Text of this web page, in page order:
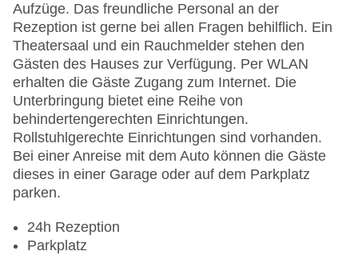
Aufzüge. Das freundliche Personal an der
Rezeption ist gerne bei allen Fragen behilflich. Ein
Theatersaal und ein Rauchmelder stehen den
Gästen des Hauses zur Verfügung. Per WLAN
erhalten die Gäste Zugang zum Internet. Die
Unterbringung bietet eine Reihe von
behindertengerechten Einrichtungen.
Rollstuhlgerechte Einrichtungen sind vorhanden.
Bei einer Anreise mit dem Auto können die Gäste
dieses in einer Garage oder auf dem Parkplatz
parken.
24h Rezeption
Parkplatz